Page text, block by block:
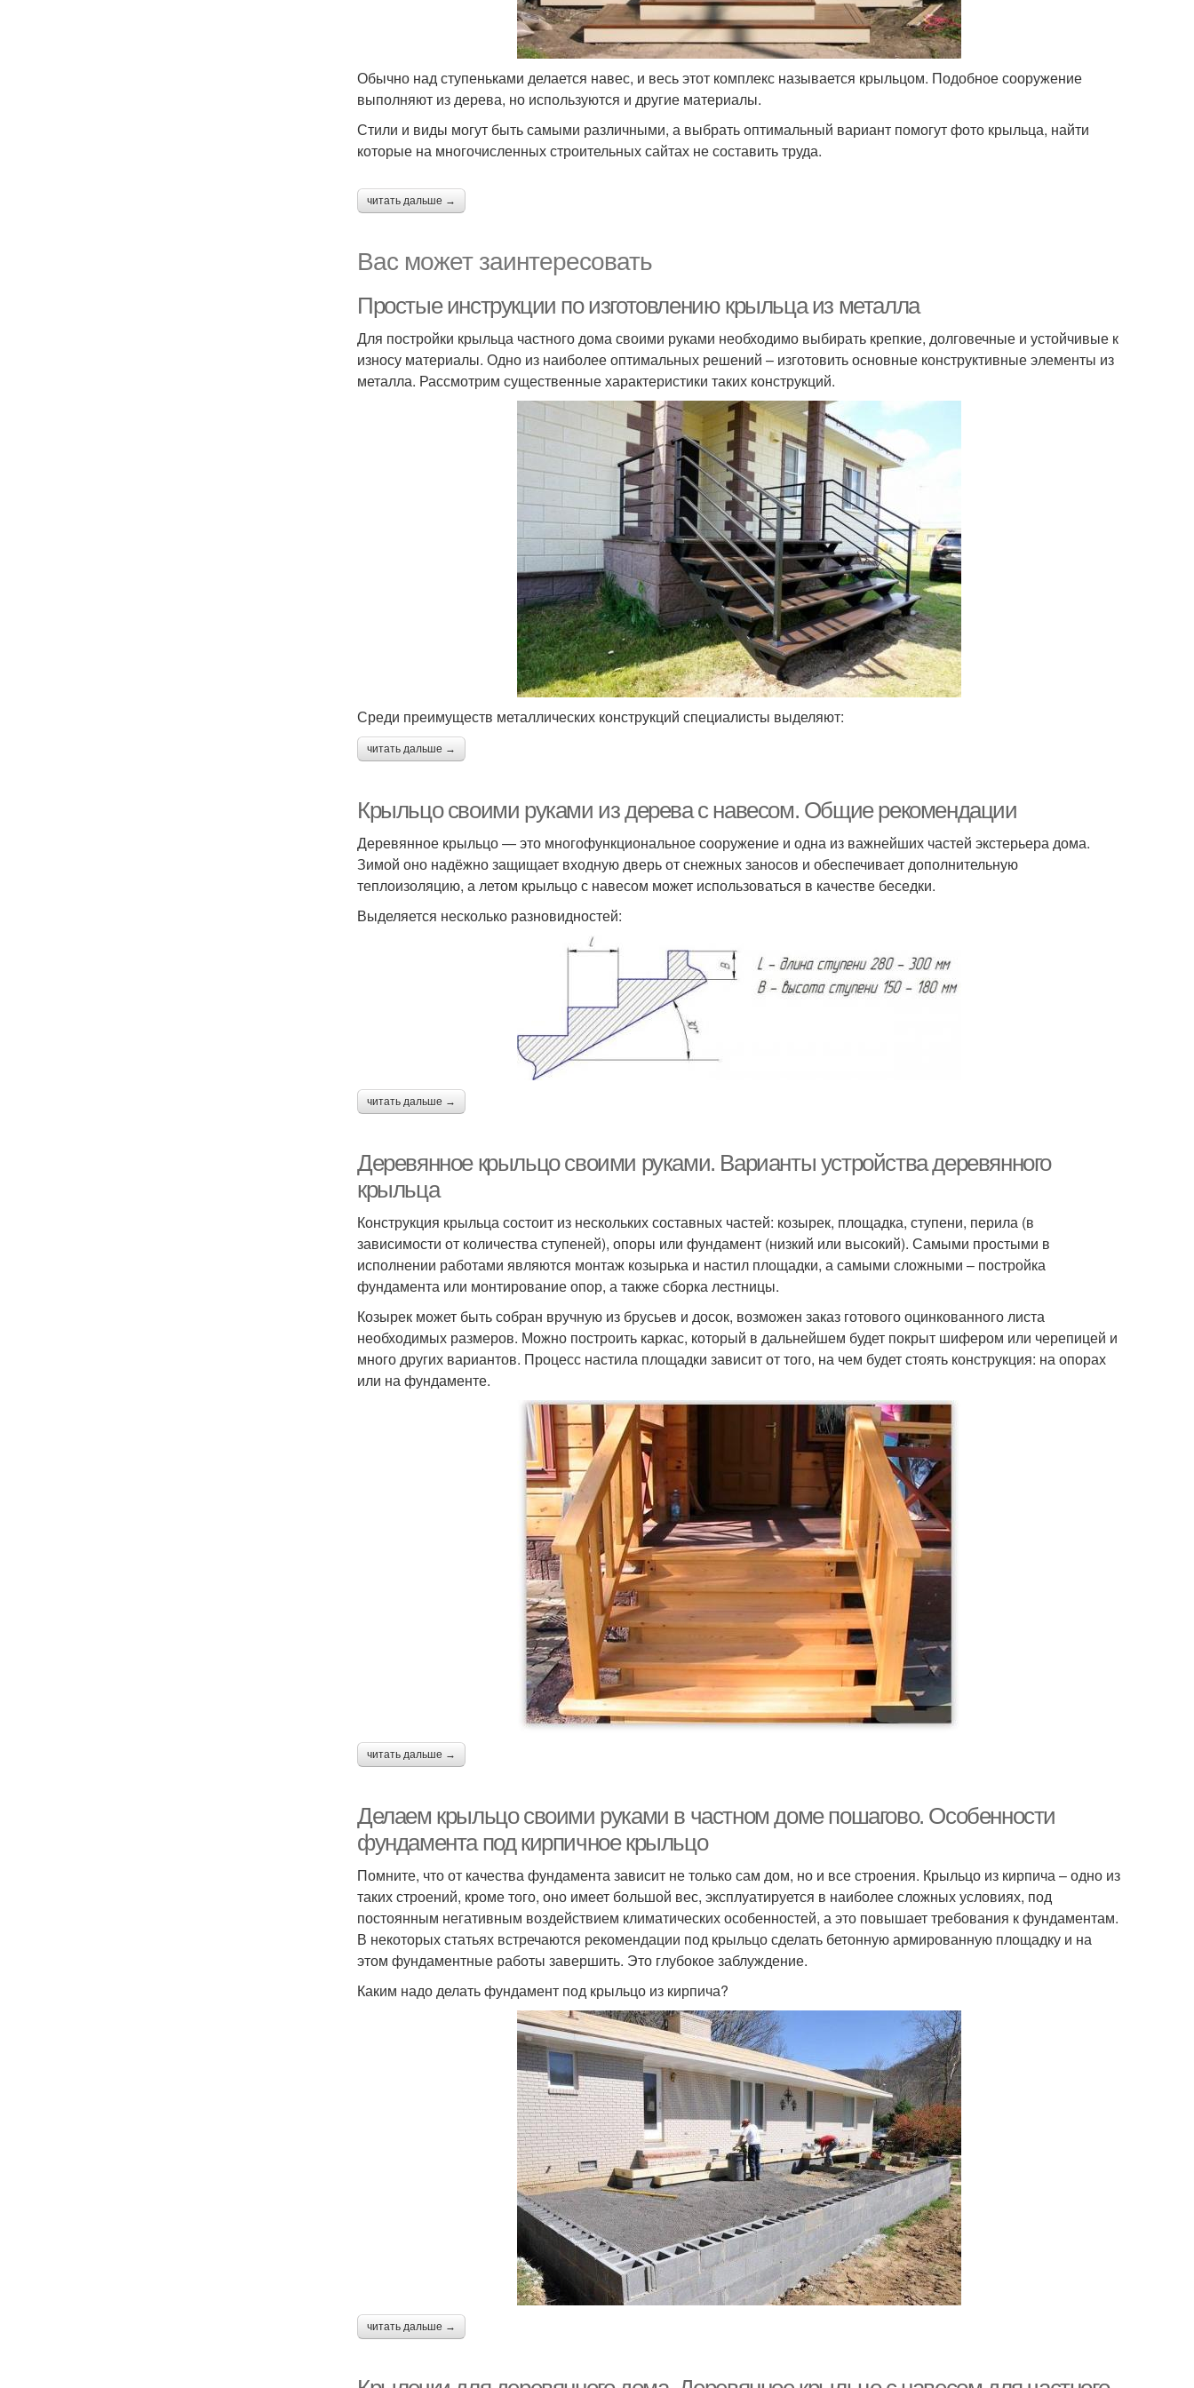
Обычно над ступеньками делается навес, и весь этот комплекс называется крыльцом. Подобное сооружение
выполняют из дерева, но используются и другие материалы.
Стили и виды могут быть самыми различными, а выбрать оптимальный вариант помогут фото крыльца, найти
которые на многочисленных строительных сайтах не составить труда.
читать дальше →
Вас может заинтересовать
Простые инструкции по изготовлению крыльца из металла
Для постройки крыльца частного дома своими руками необходимо выбирать крепкие, долговечные и устойчивые к
износу материалы. Одно из наиболее оптимальных решений – изготовить основные конструктивные элементы из
металла. Рассмотрим существенные характеристики таких конструкций.
Среди преимуществ металлических конструкций специалисты выделяют:
читать дальше →
Крыльцо своими руками из дерева с навесом. Общие рекомендации
Деревянное крыльцо — это многофункциональное сооружение и одна из важнейших частей экстерьера дома.
Зимой оно надёжно защищает входную дверь от снежных заносов и обеспечивает дополнительную
теплоизоляцию, а летом крыльцо с навесом может использоваться в качестве беседки.
Выделяется несколько разновидностей:
читать дальше →
Деревянное крыльцо своими руками. Варианты устройства деревянного
крыльца
Конструкция крыльца состоит из нескольких составных частей: козырек, площадка, ступени, перила (в
зависимости от количества ступеней), опоры или фундамент (низкий или высокий). Самыми простыми в
исполнении работами являются монтаж козырька и настил площадки, а самыми сложными – постройка
фундамента или монтирование опор, а также сборка лестницы.
Козырек может быть собран вручную из брусьев и досок, возможен заказ готового оцинкованного листа
необходимых размеров. Можно построить каркас, который в дальнейшем будет покрыт шифером или черепицей и
много других вариантов. Процесс настила площадки зависит от того, на чем будет стоять конструкция: на опорах
или на фундаменте.
читать дальше →
Делаем крыльцо своими руками в частном доме пошагово. Особенности
фундамента под кирпичное крыльцо
Помните, что от качества фундамента зависит не только сам дом, но и все строения. Крыльцо из кирпича – одно из
таких строений, кроме того, оно имеет большой вес, эксплуатируется в наиболее сложных условиях, под
постоянным негативным воздействием климатических особенностей, а это повышает требования к фундаментам.
В некоторых статьях встречаются рекомендации под крыльцо сделать бетонную армированную площадку и на
этом фундаментные работы завершить. Это глубокое заблуждение.
Каким надо делать фундамент под крыльцо из кирпича?
читать дальше →